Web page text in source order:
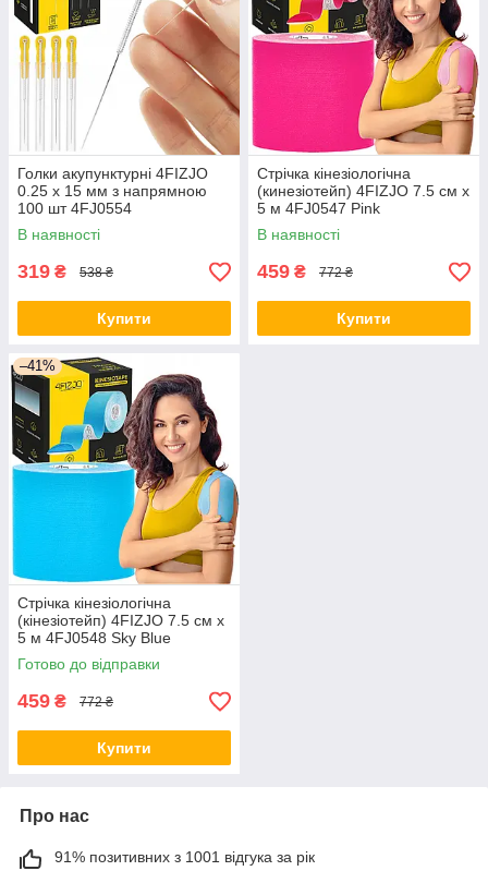
Голки акупунктурні 4FIZJO
0.25 х 15 мм з напрямною
100 шт 4FJ0554
В наявності
319 ₴ 538 ₴
Купити
Стрічка кінезіологічна
(кинезіотейп) 4FIZJO 7.5 см x
5 м 4FJ0547 Pink
В наявності
459 ₴ 772 ₴
Купити
–41%
Стрічка кінезіологічна
(кінезіотейп) 4FIZJO 7.5 см x
5 м 4FJ0548 Sky Blue
Готово до відправки
459 ₴ 772 ₴
Купити
Про нас
91% позитивних з 1001 відгука за рік